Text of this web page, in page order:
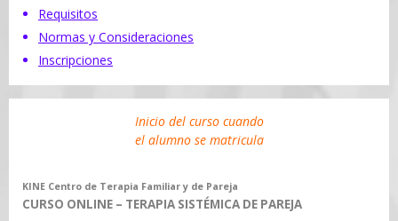
Requisitos
Normas y Consideraciones
Inscripciones
Inicio del curso cuando
el alumno se matricula
KINE Centro de Terapia Familiar y de Pareja
CURSO ONLINE – TERAPIA SISTÉMICA DE PAREJA